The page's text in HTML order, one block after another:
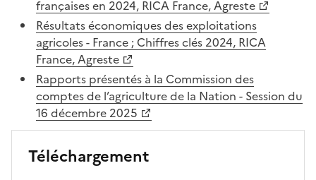
françaises en 2024, RICA France, Agreste
Résultats économiques des exploitations
agricoles - France ; Chiffres clés 2024, RICA
France, Agreste
Rapports présentés à la Commission des
comptes de l’agriculture de la Nation - Session du
16 décembre 2025
Téléchargement